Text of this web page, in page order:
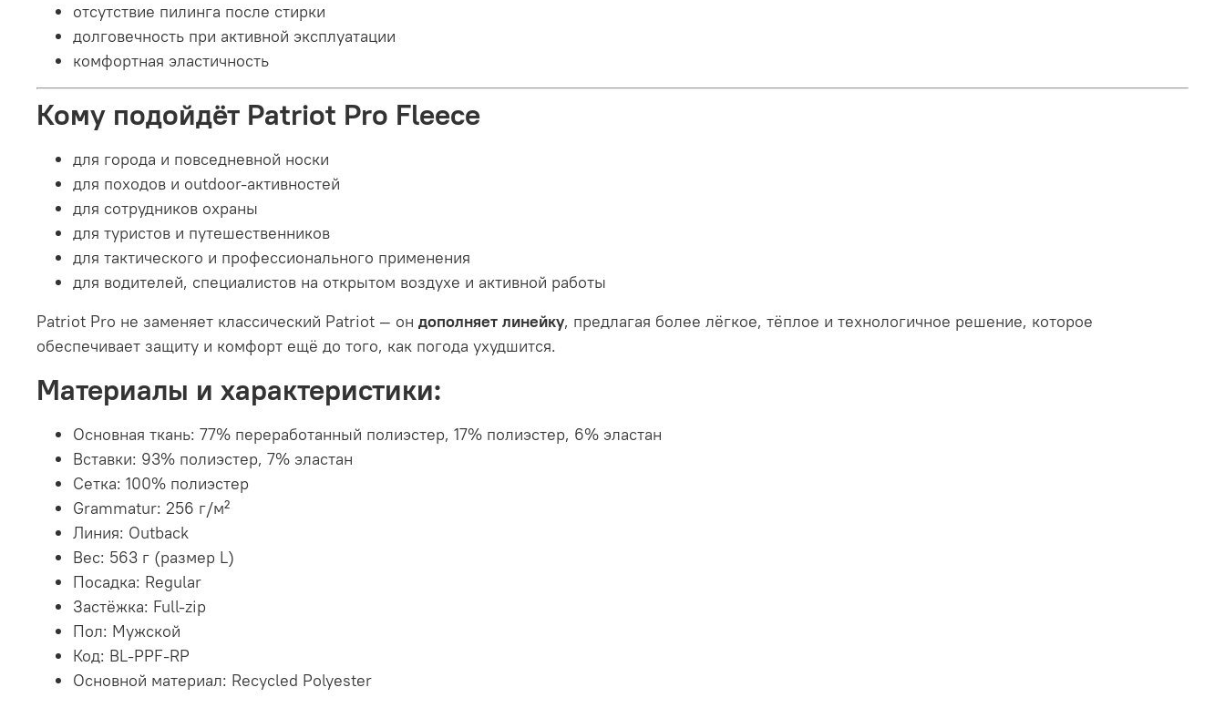
отсутствие пилинга после стирки
долговечность при активной эксплуатации
комфортная эластичность
Кому подойдёт Patriot Pro Fleece
для города и повседневной носки
для походов и outdoor-активностей
для сотрудников охраны
для туристов и путешественников
для тактического и профессионального применения
для водителей, специалистов на открытом воздухе и активной работы
Patriot Pro не заменяет классический Patriot — он дополняет линейку, предлагая более лёгкое, тёплое и технологичное решение, которое
обеспечивает защиту и комфорт ещё до того, как погода ухудшится.
Материалы и характеристики:
Основная ткань: 77% переработанный полиэстер, 17% полиэстер, 6% эластан
Вставки: 93% полиэстер, 7% эластан
Сетка: 100% полиэстер
Grammatur: 256 г/м²
Линия: Outback
Вес: 563 г (размер L)
Посадка: Regular
Застёжка: Full-zip
Пол: Мужской
Код: BL-PPF-RP
Основной материал: Recycled Polyester